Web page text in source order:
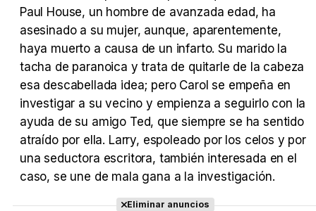
Paul House, un hombre de avanzada edad, ha
asesinado a su mujer, aunque, aparentemente,
haya muerto a causa de un infarto. Su marido la
tacha de paranoica y trata de quitarle de la cabeza
esa descabellada idea; pero Carol se empeña en
investigar a su vecino y empienza a seguirlo con la
ayuda de su amigo Ted, que siempre se ha sentido
atraído por ella. Larry, espoleado por los celos y por
una seductora escritora, también interesada en el
caso, se une de mala gana a la investigación.
Eliminar anuncios